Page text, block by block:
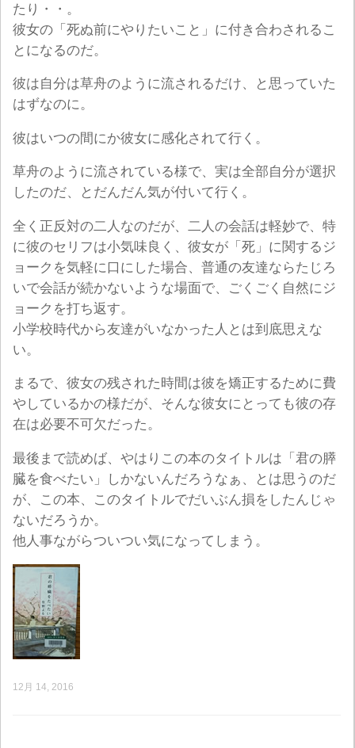
たり・・。
彼女の「死ぬ前にやりたいこと」に付き合わされるこ
とになるのだ。
彼は自分は草舟のように流されるだけ、と思っていた
はずなのに。
彼はいつの間にか彼女に感化されて行く。
草舟のように流されている様で、実は全部自分が選択
したのだ、とだんだん気が付いて行く。
全く正反対の二人なのだが、二人の会話は軽妙で、特
に彼のセリフは小気味良く、彼女が「死」に関するジ
ョークを気軽に口にした場合、普通の友達ならたじろ
いで会話が続かないような場面で、ごくごく自然にジ
ョークを打ち返す。
小学校時代から友達がいなかった人とは到底思えな
い。
まるで、彼女の残された時間は彼を矯正するために費
やしているかの様だが、そんな彼女にとっても彼の存
在は必要不可欠だった。
最後まで読めば、やはりこの本のタイトルは「君の膵
臓を食べたい」しかないんだろうなぁ、とは思うのだ
が、この本、このタイトルでだいぶん損をしたんじゃ
ないだろうか。
他人事ながらついつい気になってしまう。
12月 14, 2016